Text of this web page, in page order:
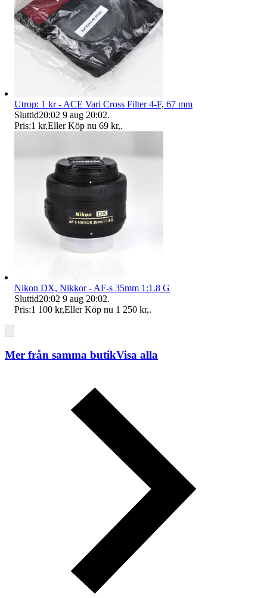
Utrop: 1 kr - ACE Vari Cross Filter 4-F, 67 mm
Sluttid20:02 9 aug 20:02.
Pris:1 kr,Eller Köp nu 69 kr,.
Nikon DX, Nikkor - AF-s 35mm 1:1.8 G
Sluttid20:02 9 aug 20:02.
Pris:1 100 kr,Eller Köp nu 1 250 kr,.
Mer från samma butikVisa alla